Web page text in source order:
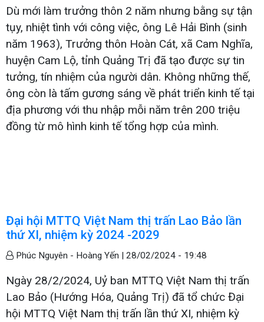
Dù mới làm trưởng thôn 2 năm nhưng bằng sự tận
tụy, nhiệt tình với công việc, ông Lê Hải Bình (sinh
năm 1963), Trưởng thôn Hoàn Cát, xã Cam Nghĩa,
huyện Cam Lộ, tỉnh Quảng Trị đã tạo được sự tin
tưởng, tín nhiệm của người dân. Không những thế,
ông còn là tấm gương sáng về phát triển kinh tế tại
địa phương với thu nhập mỗi năm trên 200 triệu
đồng từ mô hình kinh tế tổng hợp của mình.
Đại hội MTTQ Việt Nam thị trấn Lao Bảo lần
thứ XI, nhiệm kỳ 2024 -2029
Phúc Nguyên - Hoàng Yến | 28/02/2024 - 19:48
Ngày 28/2/2024, Uỷ ban MTTQ Việt Nam thị trấn
Lao Bảo (Hướng Hóa, Quảng Trị) đã tổ chức Đại
hội MTTQ Việt Nam thị trấn lần thứ XI, nhiệm kỳ